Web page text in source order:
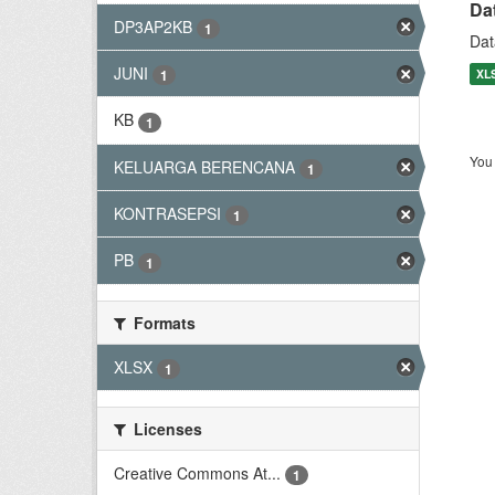
DP3AP2KB 1
JUNI 1
KB 1
KELUARGA BERENCANA 1
KONTRASEPSI 1
PB 1
Formats
XLSX
1
Licenses
Creative Commons At...
1